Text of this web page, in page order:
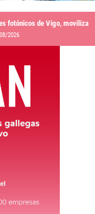
fotónicos de Vigo, moviliza
2026